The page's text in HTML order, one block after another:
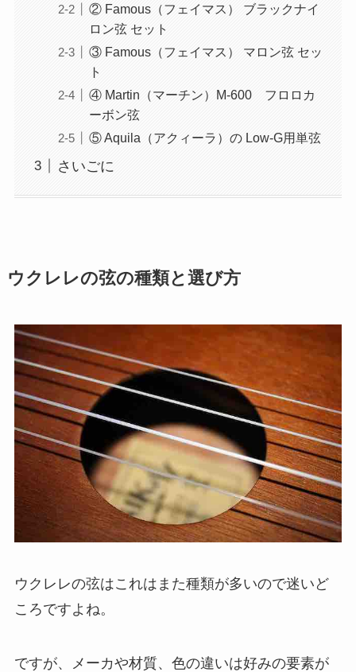
② Famous（フェイマス） ブラックナイ
ロン弦 セット
③ Famous（フェイマス） マロン弦 セッ
ト
④ Martin（マーチン）M-600 フロロカ
ーボン弦
⑤ Aquila（アクィーラ）の Low-G用単弦
さいごに
ウクレレの弦の種類と選び方
ウクレレの弦はこれはまた種類が多いので迷いど
ころですよね。
ですが、メーカや材質、色の違いは好みの要素が